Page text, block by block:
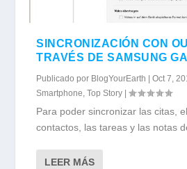
SINCRONIZACIÓN CON
TRAVÉS DE SAMSUNG
Publicado por BlogYourEarth |Oct 7,
Smartphone ,Top Story |
Para poder sincronizar las citas,
contactos, las tareas y las notas
LEER MÁS